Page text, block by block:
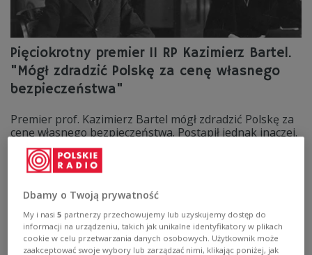
Pięciokrotny premier II RP Kazimierz Bartel.
"Mógł zdradzić Polskę za cenę własnego
bezpieczeństwa"
Premier prof. Kazimierz Bartel mógł zdradzić Polskę za
cenę własnego bezpieczeństwa. Postąpił jednak inaczej.
Za ten akt męstwa musiał zapłacić najwyższą cenę.
Zobacz więcej na temat:
Kazimierz Bartel Niemcy
Dbamy o Twoją prywatność
My i nasi5 partnerzy przechowujemy lub uzyskujemy dostęp do
informacji na urządzeniu, takich jak unikalne identyfikatory w plikach
cookie w celu przetwarzania danych osobowych. Użytkownik może
zaakceptować swoje wybory lub zarządzać nimi, klikając poniżej, jak